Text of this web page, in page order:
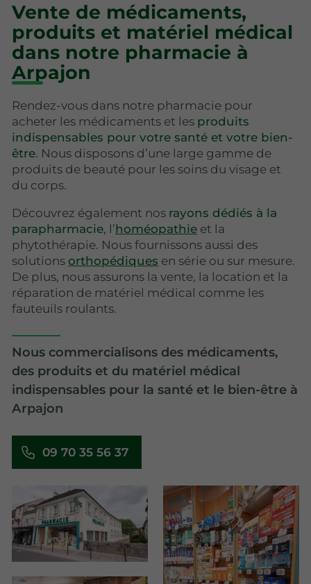
Vente de médicaments,
produits et matériel médical
dans notre pharmacie à
Arpajon
Rendez-vous dans notre pharmacie pour
acheter les médicaments et les produits
indispensables pour votre santé et votre bien-
être. Nous disposons d’une large gamme de
produits de beauté pour les soins du visage et
du corps.
Découvrez également nos rayons dédiés à la
parapharmacie, l’homéopathie et la
phytothérapie. Nous fournissons aussi des
solutions orthopédiques en série ou sur mesure.
De plus, nous assurons la vente, la location et la
réparation de matériel médical comme les
fauteuils roulants.
Nous commercialisons des médicaments,
des produits et du matériel médical
indispensables pour la santé et le bien-être à
Arpajon
09 70 35 56 37